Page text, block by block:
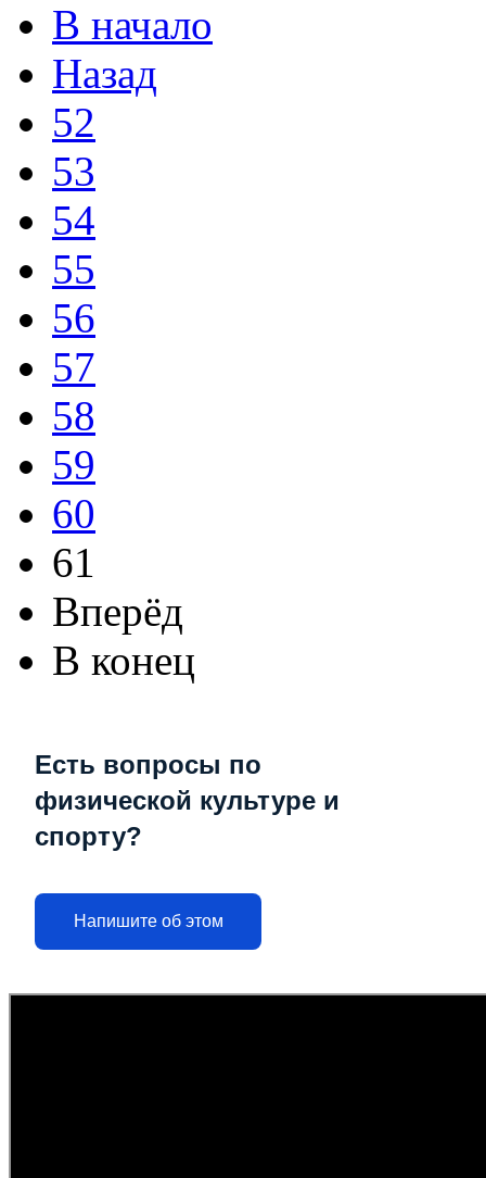
В начало
Назад
52
53
54
55
56
57
58
59
60
61
Вперёд
В конец
Есть вопросы по
физической культуре и
спорту?
Напишите об этом